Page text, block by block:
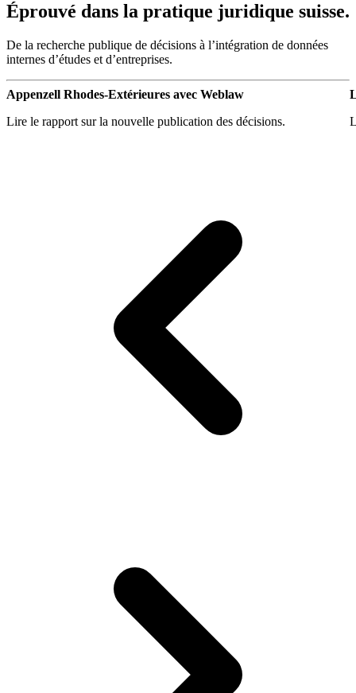
Éprouvé dans la pratique juridique suisse.
De la recherche publique de décisions à l’intégration de données
internes d’études et d’entreprises.
Appenzell Rhodes-Extérieures avec Weblaw
Lire le rapport sur la nouvelle publication des décisions.